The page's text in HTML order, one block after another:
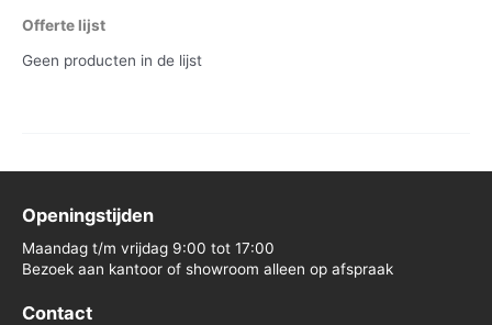
Offerte lijst
Geen producten in de lijst
Openingstijden
Maandag t/m vrijdag 9:00 tot 17:00
Bezoek aan kantoor of showroom alleen op afspraak
Contact